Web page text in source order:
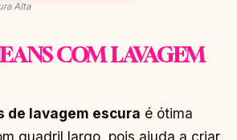
Alta
COM LAVAGEM
de lavagem escura é ótima
quadril largo, pois ajuda a criar